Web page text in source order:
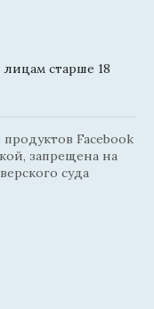
старше 18
Facebook
запрещена на
суда